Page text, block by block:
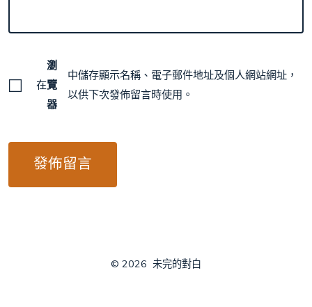
在
瀏
覽
器
中儲存顯示名稱、電子郵件地址及個人網站網址，
以供下次發佈留言時使用。
© 2026 未完的對白